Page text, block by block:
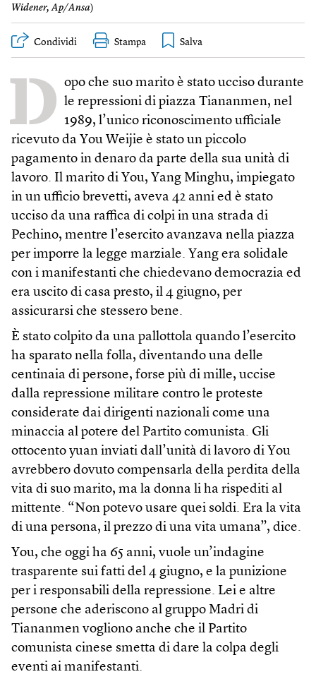
Widener, Ap/Ansa)
Condividi Stampa
D opo che suo marito è stato ucciso durante
le repressioni di piazza Tiananmen, nel
1989, l’unico riconoscimento ufficiale
ricevuto da You Weijie è stato un piccolo
pagamento in denaro da parte della sua unità di
lavoro. Il marito di You, Yang Minghu, impiegato
in un ufficio brevetti, aveva 42 anni ed è stato
ucciso da una raffica di colpi in una strada di
Pechino, mentre l’esercito avanzava nella piazza
per imporre la legge marziale. Yang era solidale
con i manifestanti che chiedevano democrazia ed
era uscito di casa presto, il 4 giugno, per
assicurarsi che stessero bene.
È stato colpito da una pallottola quando l’esercito
ha sparato nella folla, diventando una delle
centinaia di persone, forse più di mille, uccise
dalla repressione militare contro le proteste
considerate dai dirigenti nazionali come una
minaccia al potere del Partito comunista. Gli
ottocento yuan inviati dall’unità di lavoro di You
avrebbero dovuto compensarla della perdita della
vita di suo marito, ma la donna li ha rispediti al
mittente. “Non potevo usare quei soldi. Era la vita
di una persona, il prezzo di una vita umana”, dice.
You, che oggi ha 65 anni, vuole un’indagine
trasparente sui fatti del 4 giugno, e la punizione
per i responsabili della repressione. Lei e altre
persone che aderiscono al gruppo Madri di
Tiananmen vogliono anche che il Partito
comunista cinese smetta di dare la colpa degli
eventi ai manifestanti.